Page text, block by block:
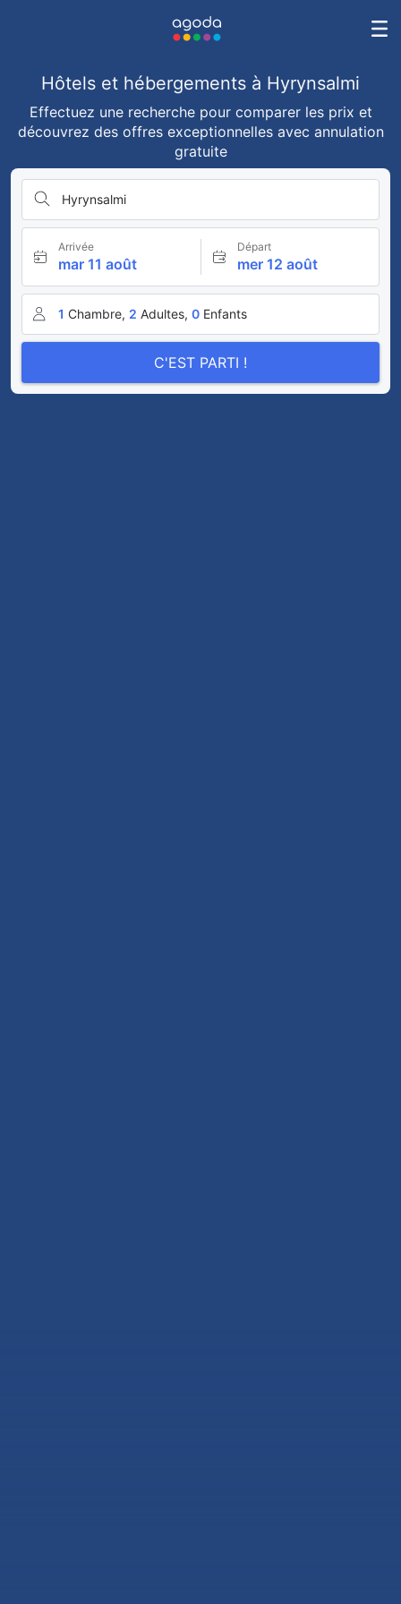
Hôtels et hébergements à Hyrynsalmi
Effectuez une recherche pour comparer les prix et
découvrez des offres exceptionnelles avec annulation
gratuite
Hyrynsalmi
Arrivée
mar 11 août
Départ
mer 12 août
1 Chambre, 2 Adultes, 0 Enfants
C'EST PARTI !